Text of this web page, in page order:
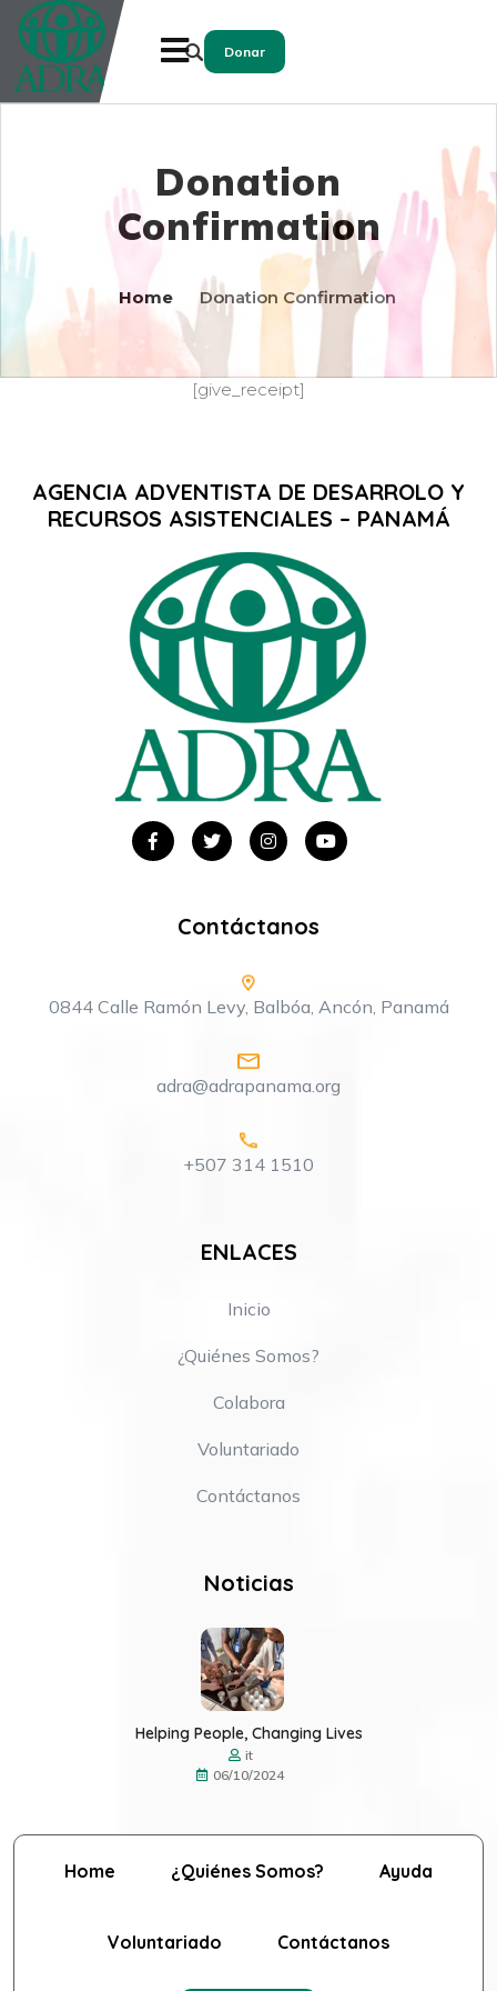
Donar
Donation
Confirmation
Home Donation Confirmation
[give_receipt]
AGENCIA ADVENTISTA DE DESARROLO Y
RECURSOS ASISTENCIALES – PANAMÁ
Contáctanos
0844 Calle Ramón Levy, Balbóa, Ancón, Panamá
adra@adrapanama.org
+507 314 1510
ENLACES
Inicio
¿Quiénes Somos?
Colabora
Voluntariado
Contáctanos
Noticias
Helping People, Changing Lives
it
06/10/2024
Home ¿Quiénes Somos? Ayuda
Voluntariado Contáctanos